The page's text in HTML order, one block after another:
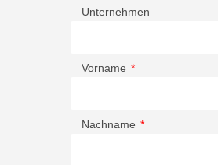
Unternehmen
Vorname
Nachname